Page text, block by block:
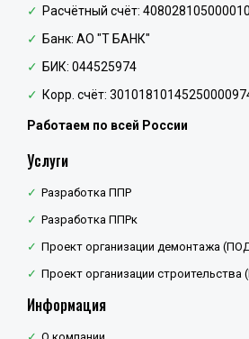
Расчётный счёт:
Банк: АО "Т БАНК"
БИК: 044525974
Корр. счёт:
Работаем по всей России
Услуги
Разработка ППР
Разработка ППРк
Проект организации демонтажа
Проект организации строительства
Информация